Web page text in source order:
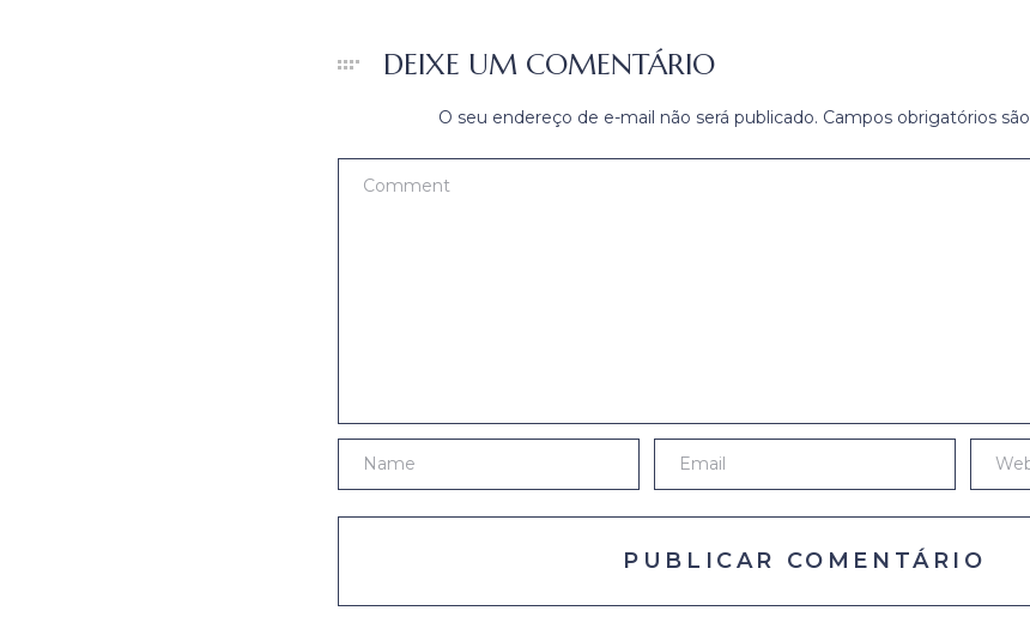
DEIXE UM COMENTÁRIO
O seu endereço de e-mail não será publicado. Campos obrigatórios